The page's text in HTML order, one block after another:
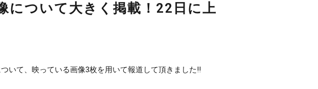
について大きく掲載！22日に上
いて、映っている画像3枚を用いて報道して頂きました‼